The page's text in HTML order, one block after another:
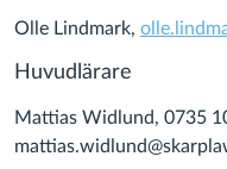
Olle Lindmark,
Huvudlärare
Mattias Widlund, 0735